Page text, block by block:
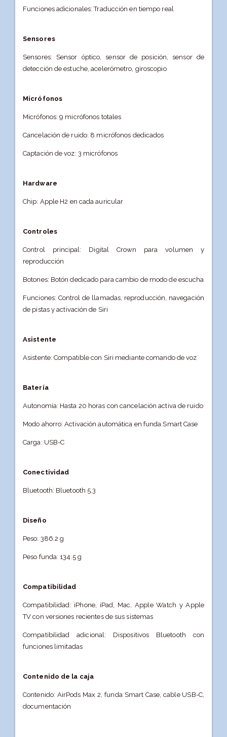
Funciones adicionales: Traducción en tiempo real
Sensores
Sensores: Sensor óptico, sensor de posición, sensor de
detección de estuche, acelerómetro, giroscopio
Micrófonos
Micrófonos: 9 micrófonos totales
Cancelación de ruido: 8 micrófonos dedicados
Captación de voz: 3 micrófonos
Hardware
Chip: Apple H2 en cada auricular
Controles
Control principal: Digital Crown para volumen y
reproducción
Botones: Botón dedicado para cambio de modo de escucha
Funciones: Control de llamadas, reproducción, navegación
de pistas y activación de Siri
Asistente
Asistente: Compatible con Siri mediante comando de voz
Batería
Autonomía: Hasta 20 horas con cancelación activa de ruido
Modo ahorro: Activación automática en funda Smart Case
Carga: USB-C
Conectividad
Bluetooth: Bluetooth 5.3
Diseño
Peso: 386.2 g
Peso funda: 134.5 g
Compatibilidad
Compatibilidad: iPhone, iPad, Mac, Apple Watch y Apple
TV con versiones recientes de sus sistemas
Compatibilidad adicional: Dispositivos Bluetooth con
funciones limitadas
Contenido de la caja
Contenido: AirPods Max 2, funda Smart Case, cable USB-C,
documentación